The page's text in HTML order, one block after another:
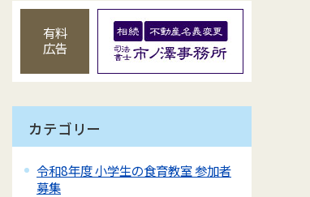
有料
広告
カテゴリー
令和8年度 小学生の食育教室 参加者
募集